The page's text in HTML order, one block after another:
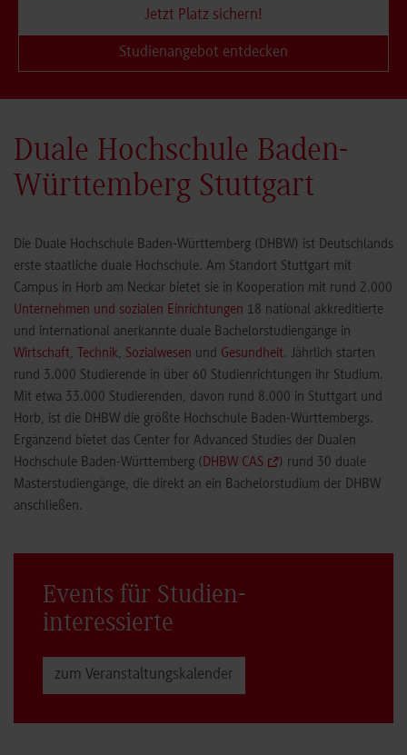
Jetzt Platz sichern!
Studienangebot entdecken
Duale Hochschule Baden-
Württemberg Stuttgart
Die Duale Hochschule Baden-Württemberg (DHBW) ist Deutschlands
erste staatliche duale Hochschule. Am Standort Stuttgart mit
Campus in Horb am Neckar bietet sie in Kooperation mit rund 2.000
Unternehmen und sozialen Einrichtungen 18 national akkreditierte
und international anerkannte duale Bachelorstudiengänge in
Wirtschaft, Technik, Sozialwesen und Gesundheit. Jährlich starten
rund 3.000 Studierende in über 60 Studienrichtungen ihr Studium.
Mit etwa 33.000 Studierenden, davon rund 8.000 in Stuttgart und
Horb, ist die DHBW die größte Hochschule Baden-Württembergs.
Ergänzend bietet das Center for Advanced Studies der Dualen
Hochschule Baden-Württemberg (DHBW CAS
) rund 30 duale
Masterstudiengänge, die direkt an ein Bachelorstudium der DHBW
anschließen.
Events für Studien­
interessierte
zum Veranstaltungs­kalender